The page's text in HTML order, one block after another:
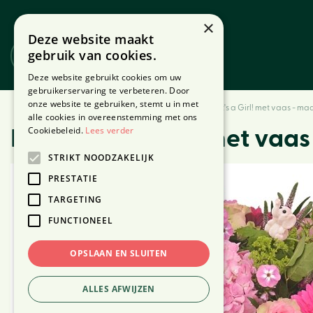
naar
content
Home Producten Bloemen Boeketten Boeket It's a Girl! met vaas -
Website Webshop
Boeket It's a Girl! met
×
Deze website maakt
gebruik van cookies.
Deze website gebruikt cookies om uw
gebruikerservaring te verbeteren. Door
onze website te gebruiken, stemt u in met
alle cookies in overeenstemming met ons
Cookiebeleid. Lees verder
STRIKT NOODZAKELIJK
PRESTATIE
TARGETING
FUNCTIONEEL
OPSLAAN EN SLUITEN
ALLES AFWIJZEN